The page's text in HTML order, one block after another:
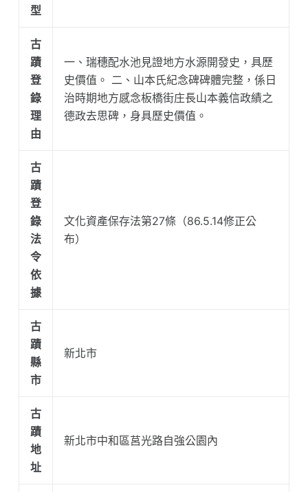
型
古
蹟
登
錄
理
由
一、瑞穗配水池見證地方水源開發史，具歷
史價值。 二、山本氏紀念碑碑體完整，係日
治時期地方感念板橋街庄長山本義信政績之
德政去思碑，身具歷史價值。
古
蹟
登
錄
法
令
依
據
文化資產保存法第27條（86.5.14修正公
布）
古
蹟
縣
市
新北市
古
蹟
地
址
新北市中和區莒光路自強公園內